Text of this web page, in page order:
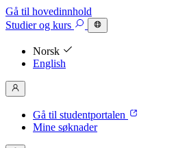
Gå til hovedinnhold
Studierog kurs
Norsk
English
Gå til studentportalen
Mine søknader